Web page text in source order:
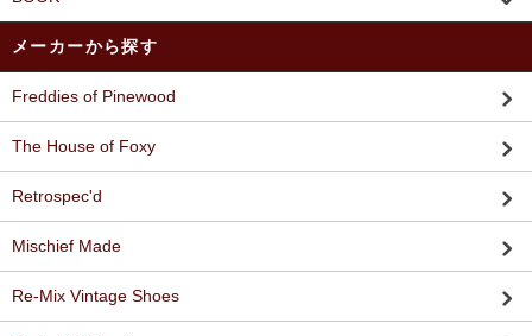
メーカーから探す
Freddies of Pinewood
The House of Foxy
Retrospec'd
Mischief Made
Re-Mix Vintage Shoes